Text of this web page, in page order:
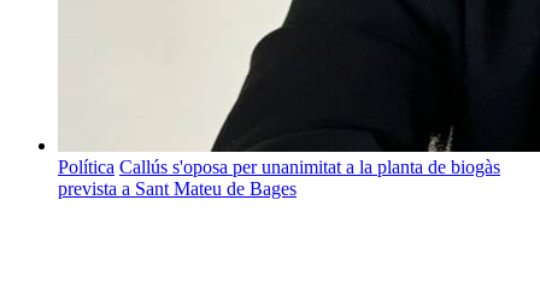
Política Callús s'oposa per unanimitat a la planta de biogàs
prevista a Sant Mateu de Bages